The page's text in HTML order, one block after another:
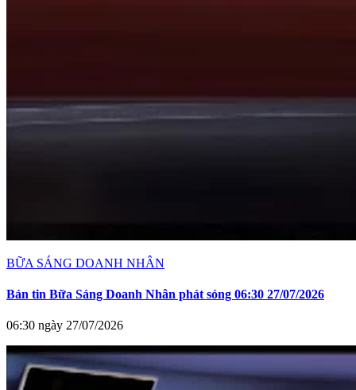
BỮA SÁNG DOANH NHÂN
Bản tin Bữa Sáng Doanh Nhân phát sóng 06:30 27/07/2026
06:30 ngày 27/07/2026